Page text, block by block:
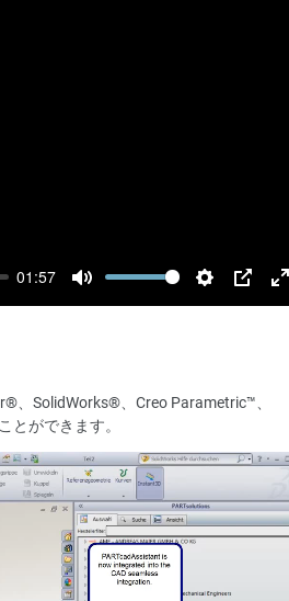
01:57
、SolidWorks®、Creo Parametric™、
ができます。